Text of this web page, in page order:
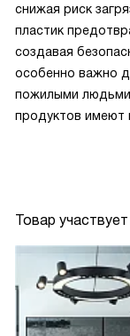
снижая риск
пластик
создавая
особенно важно
пожилыми
продуктов имеют
Товар участвует